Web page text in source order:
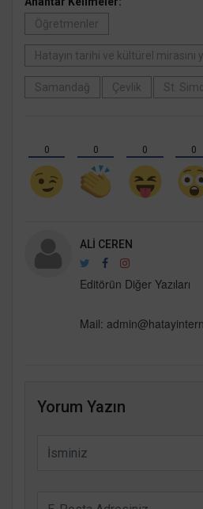
Öğretmenler
Hatayın tarihi ve kültürel mirasını
Samandağ Çevlik St.
0 0 0 0
ALI CEREN
Editörün Diğer Yazıları
Mail:
Yorum Yazın